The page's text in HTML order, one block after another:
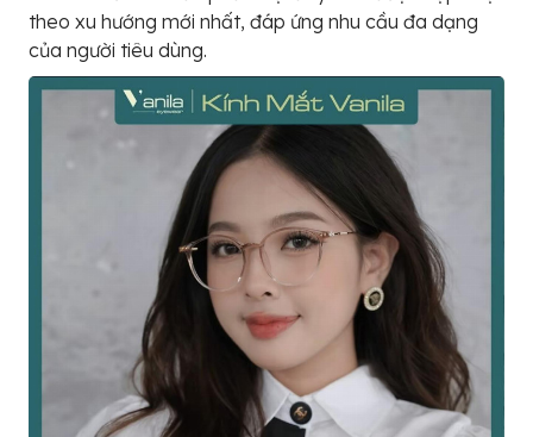
theo xu hướng mới nhất, đáp ứng nhu cầu đa dạng
của người tiêu dùng.